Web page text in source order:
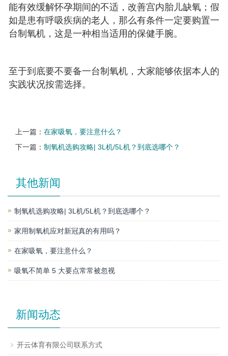
能有效缓解怀孕期间的不适，改善宫内胎儿缺氧；假
如是患有呼吸疾病的老人，那么有条件一定要购置一
台制氧机，这是一种相当适用的保健手腕。
至于到底要不要备一台制氧机，大家能够依据本人的
实践状况按需选择。
上一篇： 在家吸氧，要注意什么？
下一篇： 制氧机选购攻略| 3L机/5L机？到底选哪个？
其他新闻
制氧机选购攻略| 3L机/5L机？到底选哪个？
家用制氧机应对新冠真的有用吗？
在家吸氧，要注意什么？
吸氧不简单 5 大要点常常被忽视
新闻动态
开云体育有限公司联系方式